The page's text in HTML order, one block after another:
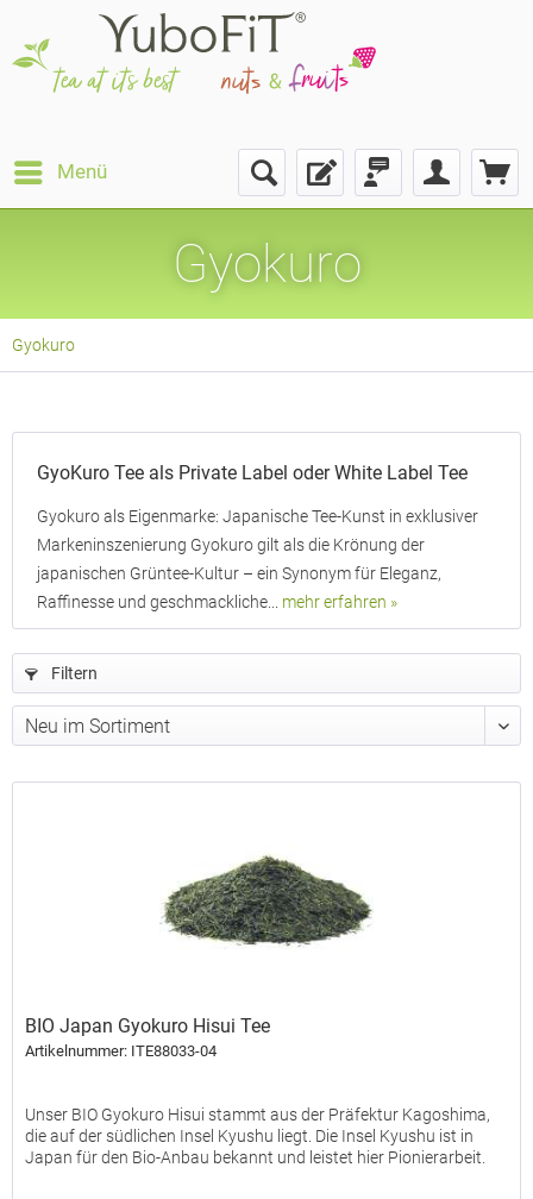
Menü
Gyokuro
Gyokuro
GyoKuro Tee als Private Label oder White Label Tee
Gyokuro als Eigenmarke: Japanische Tee-Kunst in exklusiver
Markeninszenierung Gyokuro gilt als die Krönung der
japanischen Grüntee-Kultur – ein Synonym für Eleganz,
Raffinesse und geschmackliche... mehr erfahren »
Filtern
BIO Japan Gyokuro Hisui Tee
Artikelnummer: ITE88033-04
Unser BIO Gyokuro Hisui stammt aus der Präfektur Kagoshima,
die auf der südlichen Insel Kyushu liegt. Die Insel Kyushu ist in
Japan für den Bio-Anbau bekannt und leistet hier Pionierarbeit.